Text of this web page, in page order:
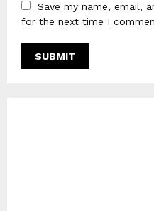
Save my name, email,
for the next time I